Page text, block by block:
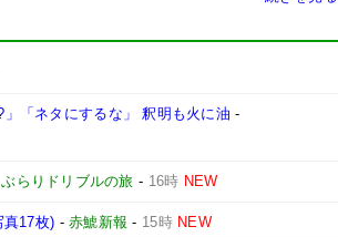
「ネタにするな」 釈明も火に油 -
ぶらりドリブルの旅 - 16時 NEW
真17枚) -赤鯱新報 - 15時 NEW